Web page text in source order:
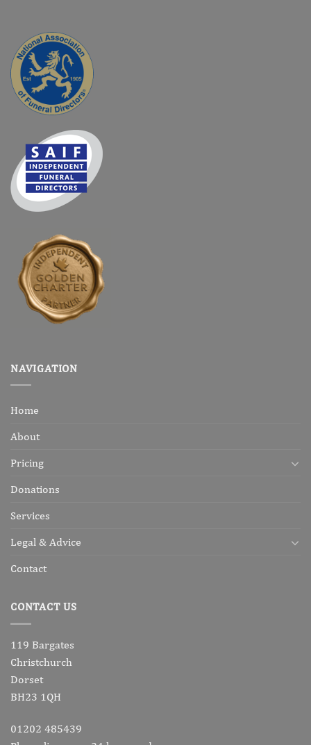
NAVIGATION
Home
About
Pricing
Donations
Services
Legal & Advice
Contact
CONTACT US
119 Bargates
Christchurch
Dorset
BH23 1QH
01202 485439